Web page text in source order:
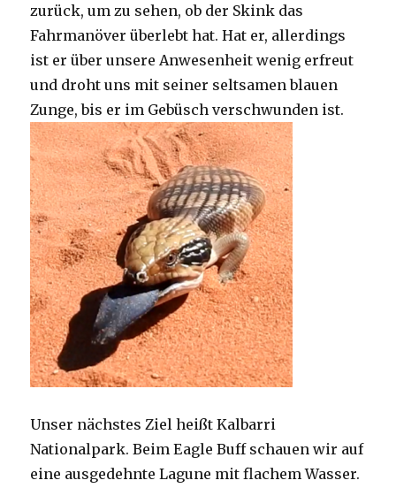
zurück, um zu sehen, ob der Skink das
Fahrmanöver überlebt hat. Hat er, allerdings
ist er über unsere Anwesenheit wenig erfreut
und droht uns mit seiner seltsamen blauen
Zunge, bis er im Gebüsch verschwunden ist.
Unser nächstes Ziel heißt Kalbarri
Nationalpark. Beim Eagle Buff schauen wir auf
eine ausgedehnte Lagune mit flachem Wasser.